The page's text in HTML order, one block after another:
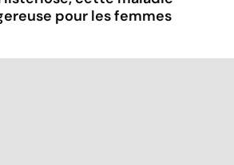
pour les femmes